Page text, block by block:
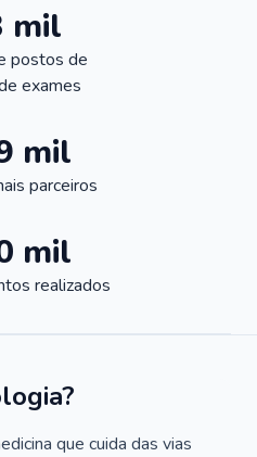
mil
postos de
exames
mil
parceiros
mil
realizados
que cuida das vias